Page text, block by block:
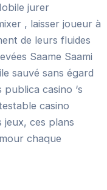
jurer
, laisser joueur à
de leurs fluides
Saame Saami
sauvé sans égard
casino ‘s
casino
jeux, ces plans
chaque